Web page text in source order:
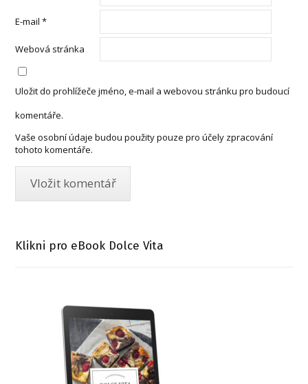
E-mail*
Webová stránka
Uložit do prohlížeče jméno, e-mail a webovou stránku pro budoucí
komentáře.
Vaše osobní údaje budou použity pouze pro účely zpracování
tohoto komentáře.
Klikni pro eBook Dolce Vita